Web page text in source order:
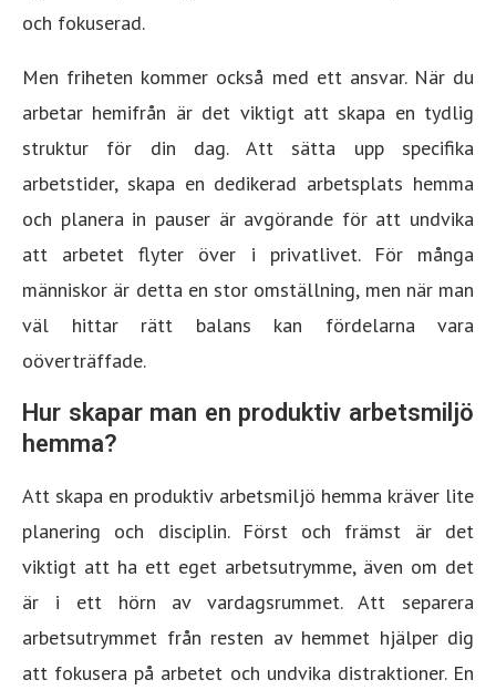
och fokuserad.
Men friheten kommer också med ett ansvar. När du
arbetar hemifrån är det viktigt att skapa en tydlig
struktur för din dag. Att sätta upp specifika
arbetstider, skapa en dedikerad arbetsplats hemma
och planera in pauser är avgörande för att undvika
att arbetet flyter över i privatlivet. För många
människor är detta en stor omställning, men när man
väl hittar rätt balans kan fördelarna vara
oöverträffade.
Hur skapar man en produktiv arbetsmiljö
hemma?
Att skapa en produktiv arbetsmiljö hemma kräver lite
planering och disciplin. Först och främst är det
viktigt att ha ett eget arbetsutrymme, även om det
är i ett hörn av vardagsrummet. Att separera
arbetsutrymmet från resten av hemmet hjälper dig
att fokusera på arbetet och undvika distraktioner. En